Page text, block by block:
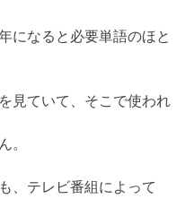
になると必要単語のほと
見ていて、そこで使われ
。
、テレビ番組によって